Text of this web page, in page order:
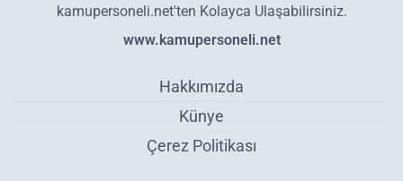
kamupersoneli.net'ten Kolayca Ulaşabilirsiniz.
www.kamupersoneli.net
Hakkımızda
Künye
Çerez Politikası